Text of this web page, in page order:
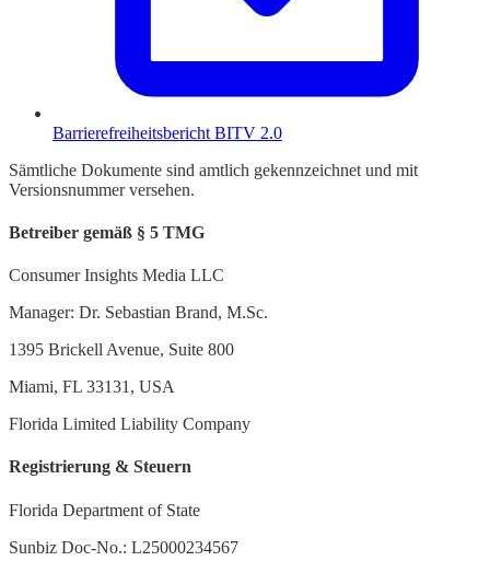
Barrierefreiheitsbericht BITV 2.0
Sämtliche Dokumente sind amtlich gekennzeichnet und mit
Versionsnummer versehen.
Betreiber gemäß § 5 TMG
Consumer Insights Media LLC
Manager: Dr. Sebastian Brand, M.Sc.
1395 Brickell Avenue, Suite 800
Miami, FL 33131, USA
Florida Limited Liability Company
Registrierung & Steuern
Florida Department of State
Sunbiz Doc-No.: L25000234567